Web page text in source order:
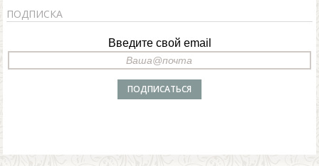
ПОДПИСКА
Введите свой email